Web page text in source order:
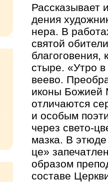
Рас­ска­зы­ва­ет
де­ния
не­ра. В
свя­той
сты­ре. «Утро
ве­е­во.
иконы Бо­жи­ей
от­ли­ча­ют­ся
и осо­бым
через све­то-
мазка. В
це»
об­ра­зом
со­ста­ве